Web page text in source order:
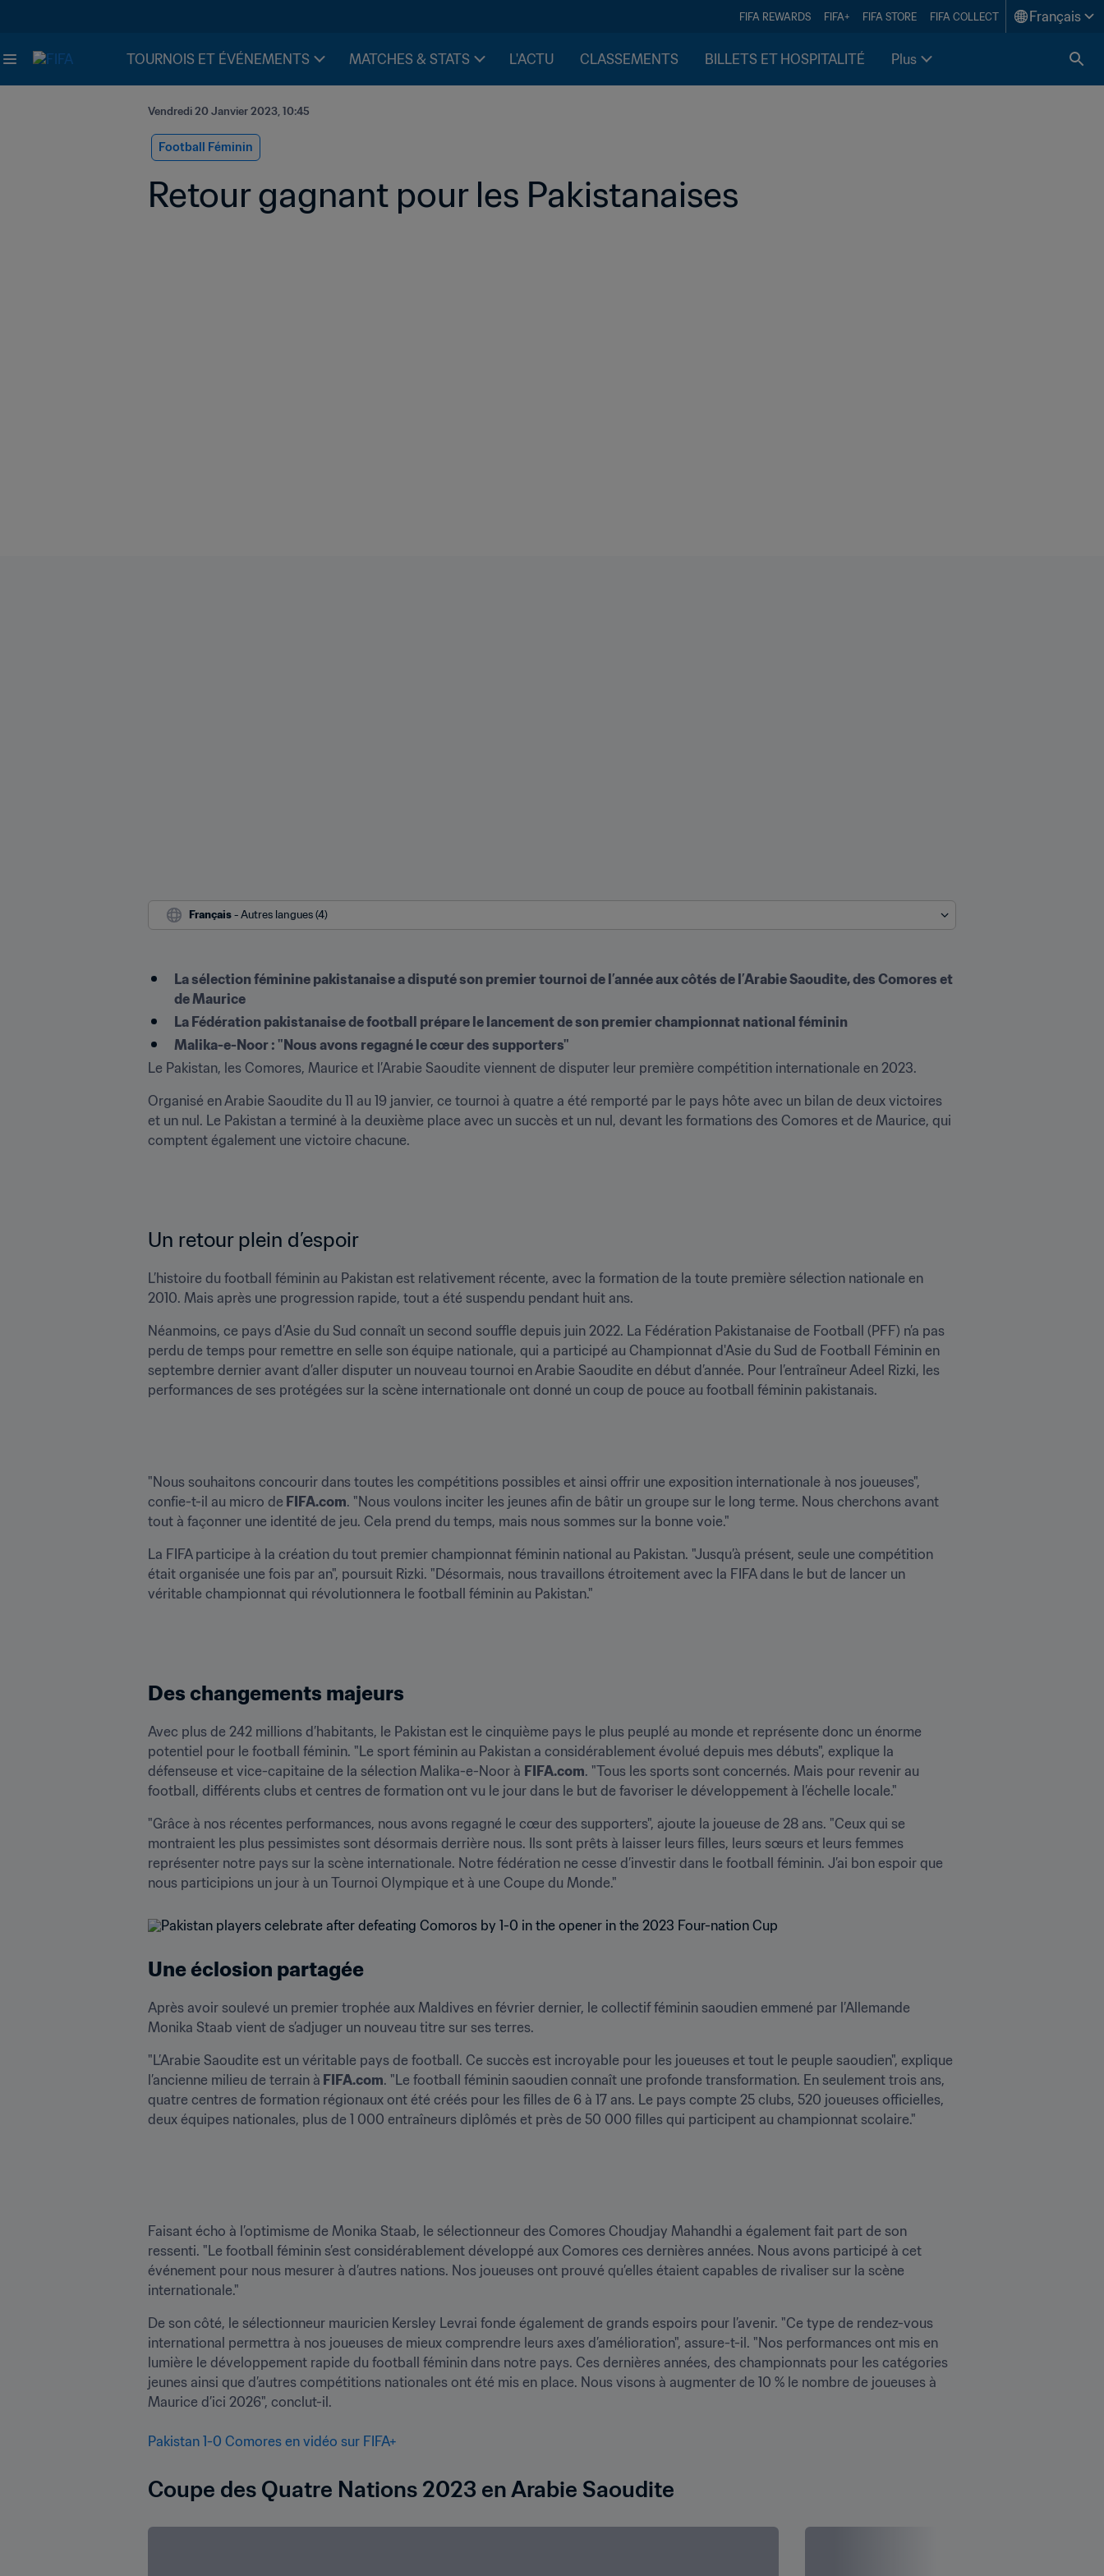
FIFA REWARDS FIFA+ FIFA STORE FIFA COLLECT Français
TOURNOIS ET ÉVÉNEMENTS MATCHES & STATS L'ACTU CLASSEMENTS BILLETS ET HOSPITALITÉ Plus
Vendredi 20 Janvier 2023, 10:45
Football Féminin
Retour gagnant pour les Pakistanaises
Français - Autres langues (4)
La sélection féminine pakistanaise a disputé son premier tournoi de l’année aux côtés de l’Arabie Saoudite, des Comores et
de Maurice
La Fédération pakistanaise de football prépare le lancement de son premier championnat national féminin
Malika-e-Noor : "Nous avons regagné le cœur des supporters"
Le Pakistan, les Comores, Maurice et l’Arabie Saoudite viennent de disputer leur première compétition internationale en 2023.
Organisé en Arabie Saoudite du 11 au 19 janvier, ce tournoi à quatre a été remporté par le pays hôte avec un bilan de deux victoires
et un nul. Le Pakistan a terminé à la deuxième place avec un succès et un nul, devant les formations des Comores et de Maurice, qui
comptent également une victoire chacune.
Un retour plein d’espoir
L’histoire du football féminin au Pakistan est relativement récente, avec la formation de la toute première sélection nationale en
2010. Mais après une progression rapide, tout a été suspendu pendant huit ans.
Néanmoins, ce pays d’Asie du Sud connaît un second souffle depuis juin 2022. La Fédération Pakistanaise de Football (PFF) n’a pas
perdu de temps pour remettre en selle son équipe nationale, qui a participé au Championnat d'Asie du Sud de Football Féminin en
septembre dernier avant d’aller disputer un nouveau tournoi en Arabie Saoudite en début d’année. Pour l’entraîneur Adeel Rizki, les
performances de ses protégées sur la scène internationale ont donné un coup de pouce au football féminin pakistanais.
"Nous souhaitons concourir dans toutes les compétitions possibles et ainsi offrir une exposition internationale à nos joueuses",
confie-t-il au micro de FIFA.com. "Nous voulons inciter les jeunes afin de bâtir un groupe sur le long terme. Nous cherchons avant
tout à façonner une identité de jeu. Cela prend du temps, mais nous sommes sur la bonne voie."
La FIFA participe à la création du tout premier championnat féminin national au Pakistan. "Jusqu’à présent, seule une compétition
était organisée une fois par an", poursuit Rizki. "Désormais, nous travaillons étroitement avec la FIFA dans le but de lancer un
véritable championnat qui révolutionnera le football féminin au Pakistan."
Des changements majeurs
Avec plus de 242 millions d’habitants, le Pakistan est le cinquième pays le plus peuplé au monde et représente donc un énorme
potentiel pour le football féminin. "Le sport féminin au Pakistan a considérablement évolué depuis mes débuts", explique la
défenseuse et vice-capitaine de la sélection Malika-e-Noor à FIFA.com. "Tous les sports sont concernés. Mais pour revenir au
football, différents clubs et centres de formation ont vu le jour dans le but de favoriser le développement à l’échelle locale."
"Grâce à nos récentes performances, nous avons regagné le cœur des supporters", ajoute la joueuse de 28 ans. "Ceux qui se
montraient les plus pessimistes sont désormais derrière nous. Ils sont prêts à laisser leurs filles, leurs sœurs et leurs femmes
représenter notre pays sur la scène internationale. Notre fédération ne cesse d’investir dans le football féminin. J’ai bon espoir que
nous participions un jour à un Tournoi Olympique et à une Coupe du Monde."
Une éclosion partagée
Après avoir soulevé un premier trophée aux Maldives en février dernier, le collectif féminin saoudien emmené par l’Allemande
Monika Staab vient de s’adjuger un nouveau titre sur ses terres.
"L’Arabie Saoudite est un véritable pays de football. Ce succès est incroyable pour les joueuses et tout le peuple saoudien", explique
l’ancienne milieu de terrain à FIFA.com. "Le football féminin saoudien connaît une profonde transformation. En seulement trois ans,
quatre centres de formation régionaux ont été créés pour les filles de 6 à 17 ans. Le pays compte 25 clubs, 520 joueuses officielles,
deux équipes nationales, plus de 1 000 entraîneurs diplômés et près de 50 000 filles qui participent au championnat scolaire."
Faisant écho à l’optimisme de Monika Staab, le sélectionneur des Comores Choudjay Mahandhi a également fait part de son
ressenti. "Le football féminin s’est considérablement développé aux Comores ces dernières années. Nous avons participé à cet
événement pour nous mesurer à d’autres nations. Nos joueuses ont prouvé qu’elles étaient capables de rivaliser sur la scène
internationale."
De son côté, le sélectionneur mauricien Kersley Levrai fonde également de grands espoirs pour l’avenir. "Ce type de rendez-vous
international permettra à nos joueuses de mieux comprendre leurs axes d’amélioration", assure-t-il. "Nos performances ont mis en
lumière le développement rapide du football féminin dans notre pays. Ces dernières années, des championnats pour les catégories
jeunes ainsi que d’autres compétitions nationales ont été mis en place. Nous visons à augmenter de 10 % le nombre de joueuses à
Maurice d’ici 2026", conclut-il.
Pakistan 1-0 Comores en vidéo sur FIFA+
Coupe des Quatre Nations 2023 en Arabie Saoudite